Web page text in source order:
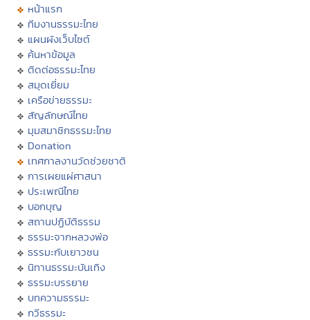
หน้าแรก
ทีมงานธรรมะไทย
แผนผังเว็บไซต์
ค้นหาข้อมูล
ติดต่อธรรมะไทย
สมุดเยี่ยม
เครือข่ายธรรมะ
สัญลักษณ์ไทย
มุมสมาชิกธรรมะไทย
Donation
เทศกาลงานวัดช่วยชาติ
การเผยแผ่ศาสนา
ประเพณีไทย
บอกบุญ
สถานปฏิบัติธรรม
ธรรมะจากหลวงพ่อ
ธรรมะกับเยาวชน
นิทานธรรมะบันเทิง
ธรรมะบรรยาย
บทความธรรมะ
กวีธรรมะ